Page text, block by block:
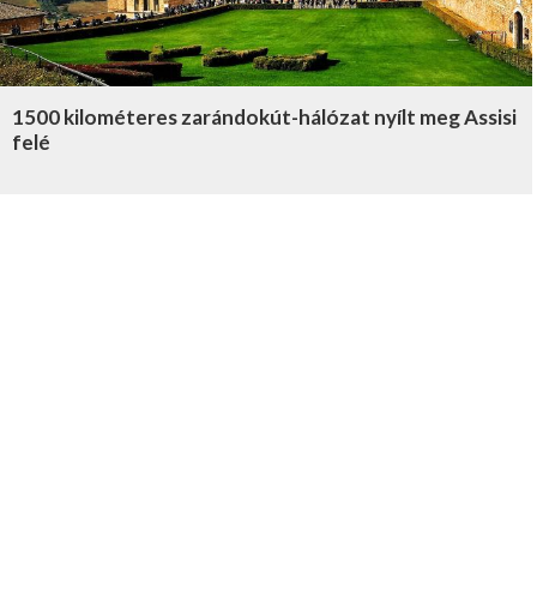
1500 kilométeres zarándokút-hálózat nyílt meg Assisi
felé